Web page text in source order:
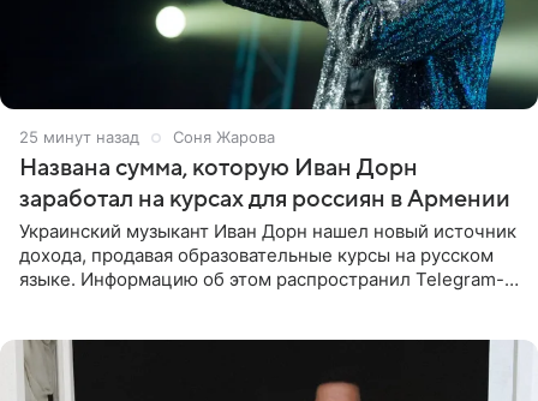
25 минут назад Соня Жарова
Названа сумма, которую Иван Дорн
заработал на курсах для россиян в Армении
Украинский музыкант Иван Дорн нашел новый источник
дохода, продавая образовательные курсы на русском
языке. Информацию об этом распространил Telegram-